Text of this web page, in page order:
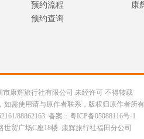
预约流程
预约查询
康
市康辉旅行社有限公司 未经许可 不得转载
如需使用请与原作者联系，版权归原作者所
88862163 备案：粤ICP备05088116号-1
世贸广场C座18楼 康辉旅行社福田分公司